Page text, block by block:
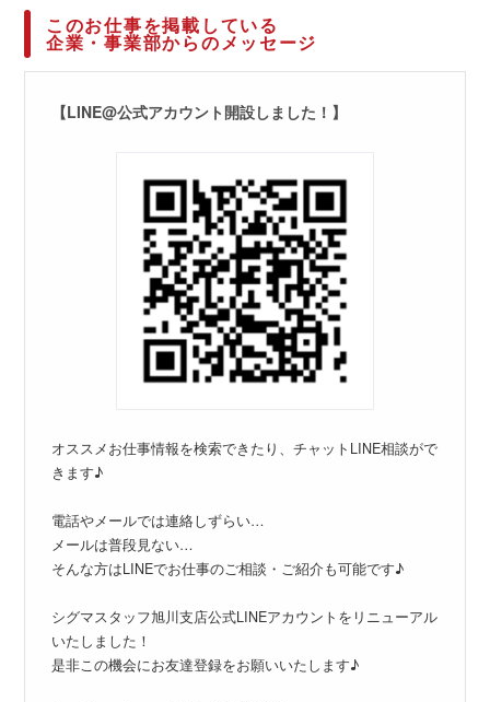
このお仕事を掲載している
企業・事業部からのメッセージ
【LINE@公式アカウント開設しました！】
オススメお仕事情報を検索できたり、チャットLINE相談がで
きます♪
電話やメールでは連絡しずらい…
メールは普段見ない…
そんな方はLINEでお仕事のご相談・ご紹介も可能です♪
シグマスタッフ旭川支店公式LINEアカウントをリニューアル
いたしました！
是非この機会にお友達登録をお願いいたします♪